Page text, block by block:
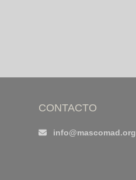
CONTACTO
info@mascomad.org